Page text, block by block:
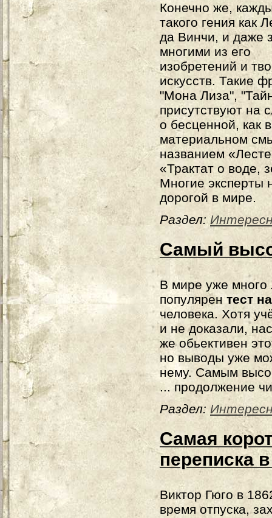
Конечно же,
такого гения как
да Винчи, и даже
многими из его
изобретений и
искусств. Такие
"Мона Лиза",
присутствуют на
о бесценной, как
материальном
названием
«Трактат о воде,
Многие эксперты
дорогой в мире.
Раздел:
Самый
В мире уже много
популярен тест
человека. Хотя
и не доказали,
же обьективен
но выводы уже
нему. Самым
... продолжение
Раздел:
Самая
переписка
Виктор Гюго в
время отпуска,